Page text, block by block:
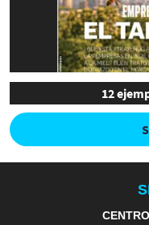
12